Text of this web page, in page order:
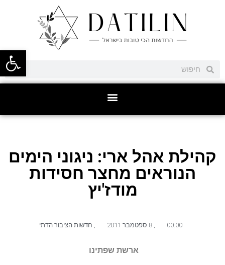
פתח
קהילת אהל ארי: ניגוני הימים
הנוראים מחצר חסידות
מודז'יץ
00:00
, 8 ספטמבר 2011 , חדשות הציבור הדתי
ארשת שפתינו